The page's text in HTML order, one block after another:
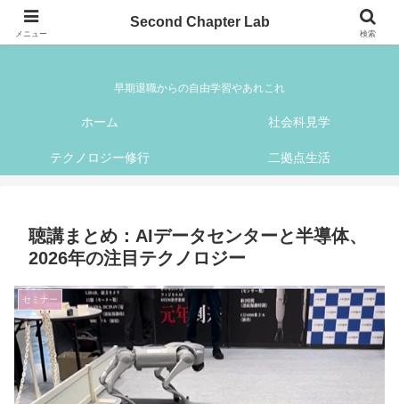
Second Chapter Lab
早期退職からの自由学習やあれこれ
ホーム 社会科見学
テクノロジー修行 二拠点生活
聴講まとめ：AIデータセンターと半導体、
2026年の注目テクノロジー
セミナー
メニュー
Second Chapter Lab
検索